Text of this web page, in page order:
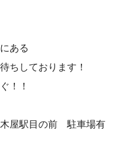
ある
ちしております！
！！
屋駅目の前 駐車場有